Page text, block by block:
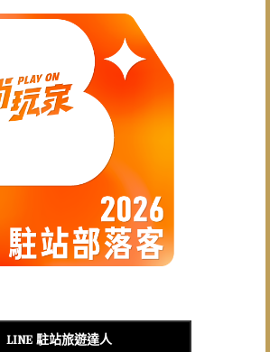
LINE 駐站旅遊達人